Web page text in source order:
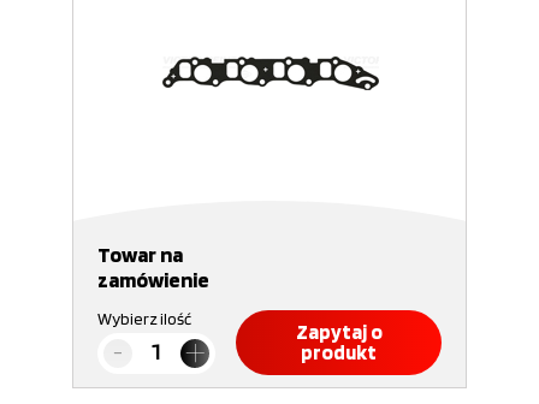
Towar na
zamówienie
Wybierz ilość
Zapytaj o
produkt